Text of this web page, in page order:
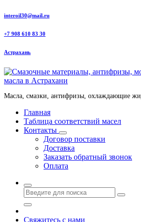
Перейти
содержанию
interoil30@mail.ru
+7 908 610 83 30
Астрахань
Масла, смазки, антифризы, охлаждающие
Главная
Таблица соответствий масел
Контакты
Договор поставки
Доставка
Заказать обратный звонок
Оплата
Свяжитесь с нами